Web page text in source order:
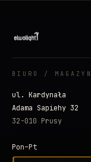
BIURO / MAGAZYN
ul. Kardynała
Adama Sapiehy 32
32-010 Prusy
Pon–Pt